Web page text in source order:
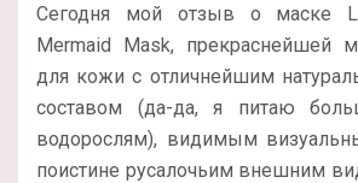
Сегодня мой отзыв о маске
Mermaid Mask, прекраснейшей
для кожи с отличнейшим
составом (да-да, я питаю
водорослям), видимым
поистине русалочьим внешним